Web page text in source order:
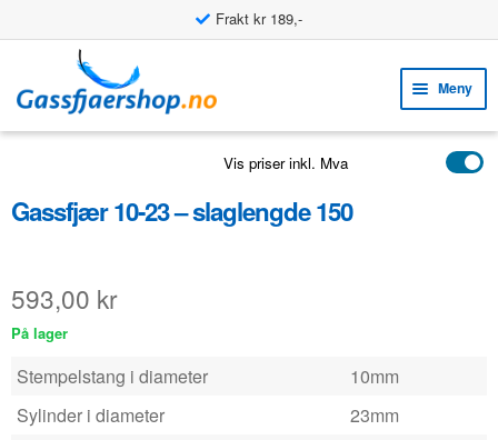
Frakt kr 189,-
til
navigasjon
til
innhold
Meny
Fold
ut
PRODUKTER
KUNDESERVICE
FAQ
Vis priser inkl. Mva
Gassfjær 10-23 – slaglengde 150
593,00 kr
På lager
Stempelstang i diameter
10mm
Sylinder i diameter
23mm